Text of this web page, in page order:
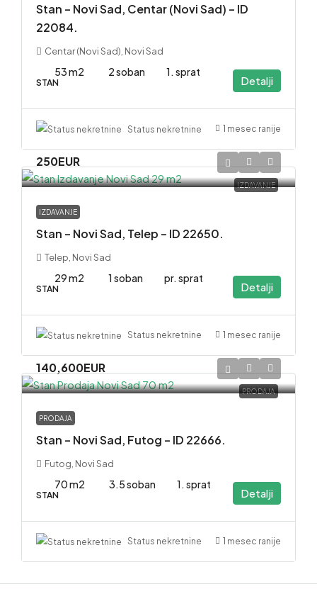
Stan – Novi Sad, Centar (Novi Sad) – ID
22084.
Centar (Novi Sad), Novi Sad
53 m2 2 soban 1. sprat
STAN Detalji
Status nekretnine 1 mesec ranije
IZDAVANJE
250EUR
IZDAVANJE
Stan – Novi Sad, Telep – ID 22650.
Telep, Novi Sad
29 m2 1 soban pr. sprat
STAN Detalji
Status nekretnine 1 mesec ranije
PRODAJA
140,600EUR
PRODAJA
Stan – Novi Sad, Futog – ID 22666.
Futog, Novi Sad
70 m2 3.5 soban 1. sprat
STAN Detalji
Status nekretnine 1 mesec ranije